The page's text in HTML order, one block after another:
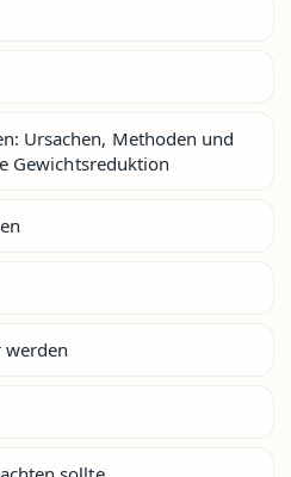
Ursachen, Methoden und
Gewichtsreduktion